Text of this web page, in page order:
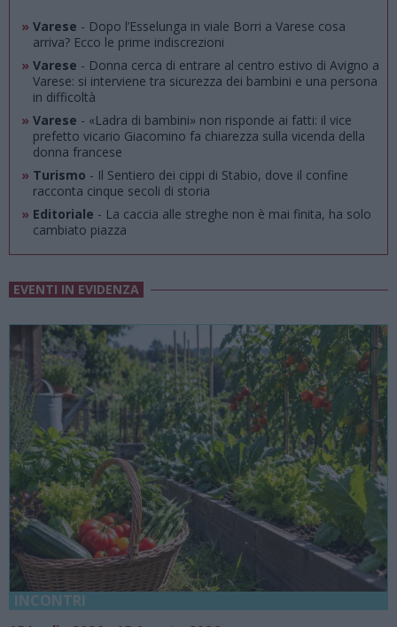
» Varese - Dopo l’Esselunga in viale Borri a Varese cosa
arriva? Ecco le prime indiscrezioni
» Varese - Donna cerca di entrare al centro estivo di Avigno a
Varese: si interviene tra sicurezza dei bambini e una persona
in difficoltà
» Varese - «Ladra di bambini» non risponde ai fatti: il vice
prefetto vicario Giacomino fa chiarezza sulla vicenda della
donna francese
» Turismo - Il Sentiero dei cippi di Stabio, dove il confine
racconta cinque secoli di storia
» Editoriale - La caccia alle streghe non è mai finita, ha solo
cambiato piazza
EVENTI IN EVIDENZA
18 Luglio 2026 - 15 Agosto 2026